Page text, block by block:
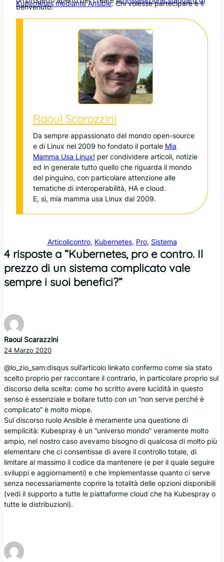
Kubernetes mediante Ansible. Chi volesse partecipare è il
benvenuto.
Raoul Scarazzini
Da sempre appassionato del mondo open-source
e di Linux nel 2009 ho fondato il portale Mia
Mamma Usa Linux! per condividere articoli, notizie
ed in generale tutto quello che riguarda il mondo
del pinguino, con particolare attenzione alle
tematiche di interoperabilità, HA e cloud.
E, sì, mia mamma usa Linux dal 2009.
Articolicontro, Kubernetes, Pro, Sistema
4 risposte a “Kubernetes, pro e contro. Il
prezzo di un sistema complicato vale
sempre i suoi benefici?”
Raoul Scarazzini
24 Marzo 2020
@lo_zio_sam:disqus sull’articolo linkato confermo come sia stato
scelto proprio per raccontare il contrario, in particolare proprio sul
discorso della scelta: come ho scritto avere lucidità in questo
senso è essenziale e bollare tutto con un “non serve perché è
complicato” è molto miope.
Sul discorso ruolo Ansible è meramente una questione di
semplicità: Kubespray è un “universo mondo” veramente molto
ampio, nel nostro caso avevamo bisogno di qualcosa di molto più
elementare che ci consentisse di avere il controllo totale, di
limitare al massimo il codice da mantenere (e per il quale seguire
sviluppi e aggiornamenti) e che implementasse quanto ci serve
senza necessariamente coprire la totalità delle opzioni disponibili
(vedi il supporto a tutte le piattaforme cloud che ha Kubespray o
tutte le distribuzioni).